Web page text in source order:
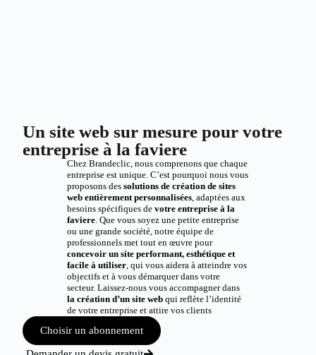
Un site web sur mesure pour votre
entreprise à la faviere
Chez Brandeclic, nous comprenons que chaque
entreprise est unique. C’est pourquoi nous vous
proposons des solutions de création de sites
web entièrement personnalisées, adaptées aux
besoins spécifiques de votre entreprise à la
faviere. Que vous soyez une petite entreprise
ou une grande société, notre équipe de
professionnels met tout en œuvre pour
concevoir un site performant, esthétique et
facile à utiliser, qui vous aidera à atteindre vos
objectifs et à vous démarquer dans votre
secteur. Laissez-nous vous accompagner dans
la création d’un site webqui reflète l’identité
de votre entreprise et attire vos clients
Choisir un abonnement